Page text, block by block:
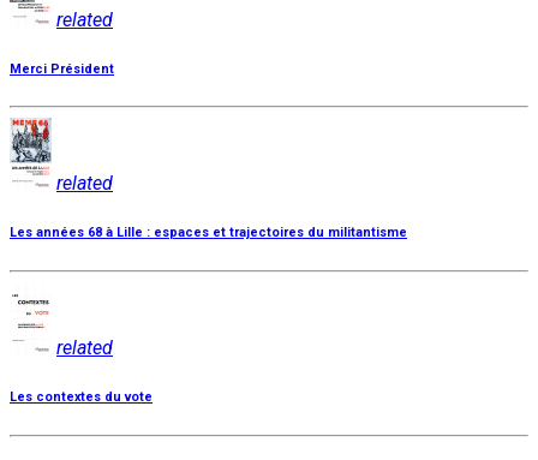
related
Merci Président
related
Les années 68 à Lille : espaces et trajectoires du militantisme
related
Les contextes du vote